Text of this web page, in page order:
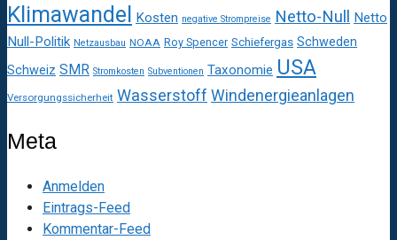
Klimawandel Kosten negative Strompreise Netto-Null Netto
Null-Politik Netzausbau NOAA Roy Spencer Schiefergas Schweden
Schweiz SMR Stromkosten Subventionen Taxonomie USA
Versorgungssicherheit Wasserstoff Windenergieanlagen
Meta
Anmelden
Eintrags-Feed
Kommentar-Feed